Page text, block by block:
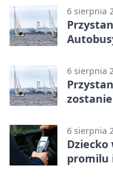
6 sierpnia
6 sierpnia
6 sierpnia
Dziecko
promilu